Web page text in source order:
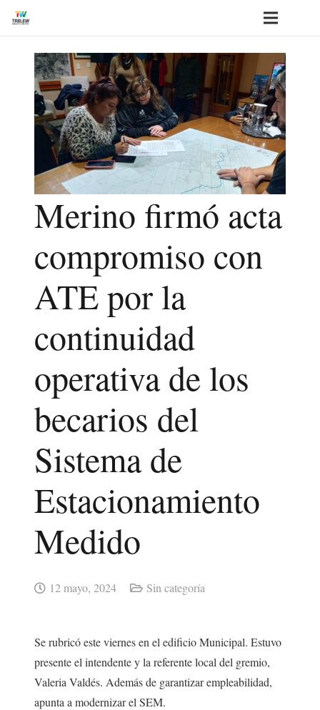
Merino firmó acta
compromiso con
ATE por la
continuidad
operativa de los
becarios del
Sistema de
Estacionamiento
Medido
12 mayo, 2024 Sin categoría
Se rubricó este viernes en el edificio Municipal. Estuvo
presente el intendente y la referente local del gremio,
Valeria Valdés. Además de garantizar empleabilidad,
apunta a modernizar el SEM.